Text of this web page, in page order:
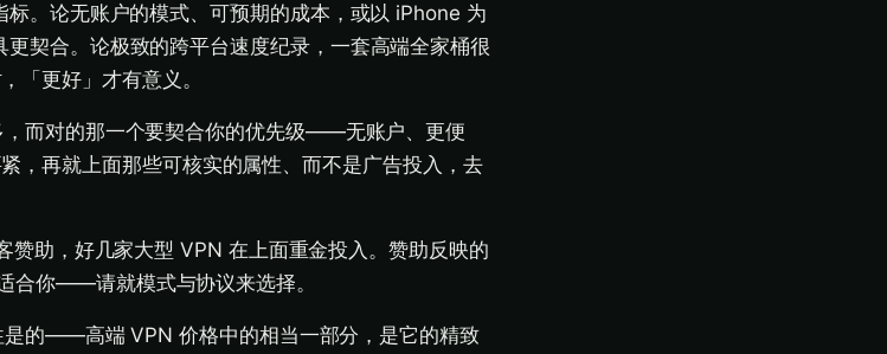
标。论无账户的模式、可预期的成本，或以 iPhone 为
契合。论极致的跨平台速度纪录，一套高端全家桶很
「更好」才有意义。
，而对的那一个要契合你的优先级——无账户、更便
，再就上面那些可核实的属性、而不是广告投入，去
赞助，好几家大型 VPN 在上面重金投入。赞助反映的
合你——请就模式与协议来选择。
是的——高端 VPN 价格中的相当一部分，是它的精致